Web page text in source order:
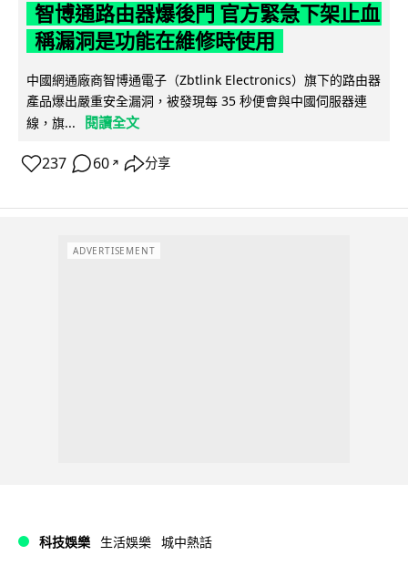
智博通路由器爆後門 官方緊急下架止血
稱漏洞是功能在維修時使用
中國網通廠商智博通電子（Zbtlink Electronics）旗下的路由器
產品爆出嚴重安全漏洞，被發現每 35 秒便會與中國伺服器連
線，旗...
閱讀全文
237 60 ↗ 分享
ADVERTISEMENT
科技娛樂 生活娛樂 城中熱話